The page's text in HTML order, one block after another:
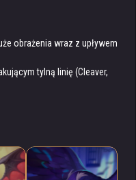
obrażenia wraz z upływem
tylną linię (Cleaver,